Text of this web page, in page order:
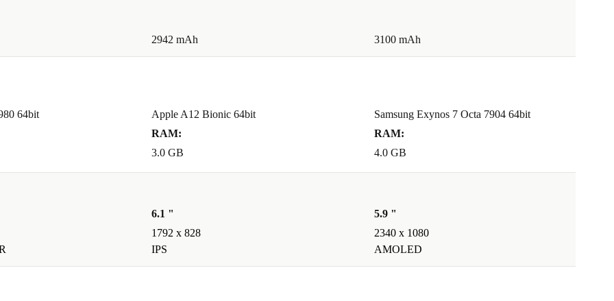
selfies til
den gratis
2942 mAh 3100 mAh
64bit
Apple A12 Bionic 64bit
RAM:
3.0 GB
Samsung Exynos 7 Octa 7904 64bit
RAM:
4.0 GB
6.1 "
1792 x 828
IPS
5.9 "
2340 x 1080
AMOLED